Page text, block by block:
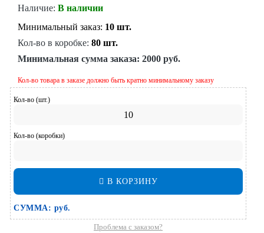
Наличие: В наличии
Минимальный заказ: 10 шт.
Кол-во в коробке: 80 шт.
Минимальная сумма заказа: 2000 руб.
Кол-во товара в заказе должно быть кратно минимальному заказу
Кол-во (шт.)
Кол-во (коробки)
В КОРЗИНУ
СУММА: руб.
Проблема с заказом?